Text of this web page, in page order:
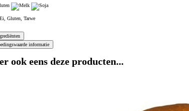
Gluten, Tarwe
ook eens deze producten...